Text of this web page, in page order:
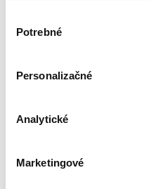
keby sme mohli používať
súhlasu
Potrebné
Personalizačné
Analytické
Marketingové